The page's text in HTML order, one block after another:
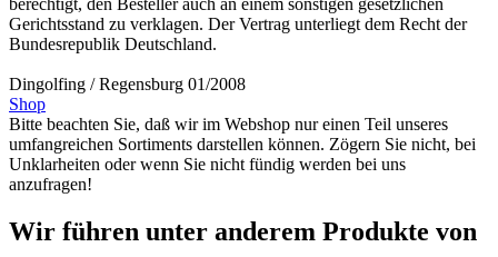
berechtigt, den Besteller auch an einem sonstigen gesetzlichen
Gerichtsstand zu verklagen. Der Vertrag unterliegt dem Recht der
Bundesrepublik Deutschland.
Dingolfing / Regensburg 01/2008
Shop
Bitte beachten Sie, daß wir im Webshop nur einen Teil unseres
umfangreichen Sortiments darstellen können. Zögern Sie nicht, bei
Unklarheiten oder wenn Sie nicht fündig werden bei uns
anzufragen!
Wir führen unter anderem Produkte von